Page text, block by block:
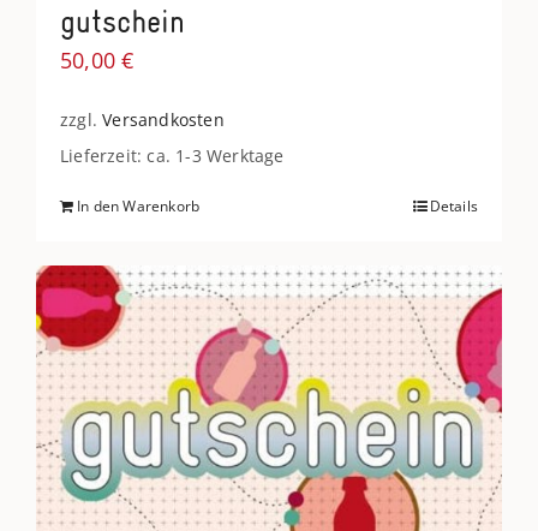
gutschein
50,00€
zzgl.Versandkosten
Lieferzeit: ca. 1-3 Werktage
In den Warenkorb Details